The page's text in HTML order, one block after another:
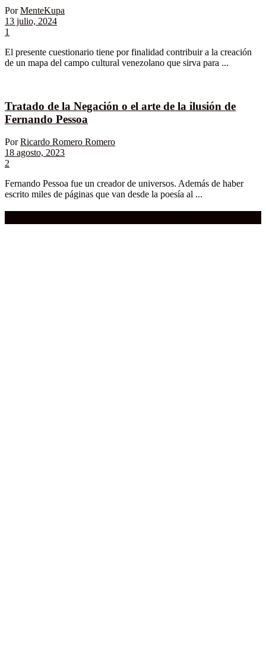
Por MenteKupa
13 julio, 2024
1
El presente cuestionario tiene por finalidad contribuir a la creación
de un mapa del campo cultural venezolano que sirva para ...
Tratado de la Negación o el arte de la ilusión de
Fernando Pessoa
Por Ricardo Romero Romero
18 agosto, 2023
2
Fernando Pessoa fue un creador de universos. Además de haber
escrito miles de páginas que van desde la poesía al ...